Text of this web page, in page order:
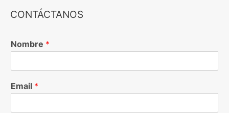
CONTÁCTANOS
Nombre *
Email *